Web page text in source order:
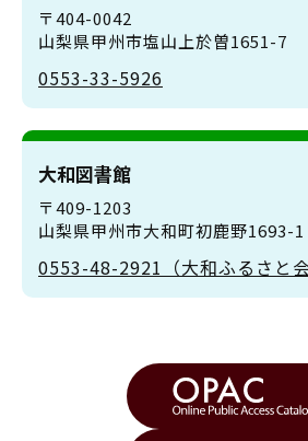
〒404-0042
山梨県甲州市塩山上於曽1651-7
0553-33-5926
大和図書館
〒409-1203
山梨県甲州市大和町初鹿野1693-1
0553-48-2921（大和ふるさと会